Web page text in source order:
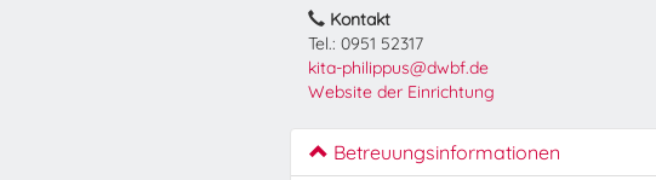
Kontakt
Tel.: 0951 52317
kita-philippus@dwbf.de
Website der Einrichtung
Betreuungsinformationen